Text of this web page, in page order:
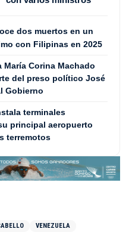
dos muertos en un
con Filipinas en 2025
María Corina Machado
del preso político José
Gobierno
terminales
principal aeropuerto
terremotos
VENEZUELA